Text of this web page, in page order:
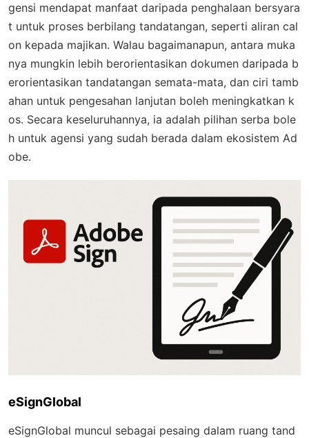
gensi mendapat manfaat daripada penghalaan bersyara
t untuk proses berbilang tandatangan, seperti aliran cal
on kepada majikan. Walau bagaimanapun, antara muka
nya mungkin lebih berorientasikan dokumen daripada b
erorientasikan tandatangan semata-mata, dan ciri tamb
ahan untuk pengesahan lanjutan boleh meningkatkan k
os. Secara keseluruhannya, ia adalah pilihan serba bole
h untuk agensi yang sudah berada dalam ekosistem Ad
obe.
eSignGlobal
eSignGlobal muncul sebagai pesaing dalam ruang tand